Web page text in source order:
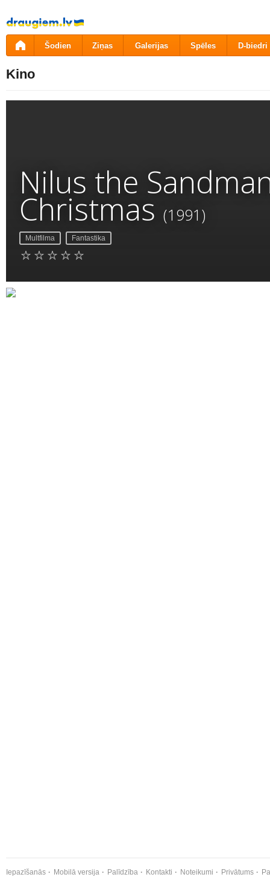
Pāriet
uz
saturu
Šodien Ziņas Galerijas Spēles D-biedri
Kino
Nilus the
Christmas (1991)
Multfilma Fantastika
Iepazīšanās Mobilā versija Palīdzība Kontakti Noteikumi Privātums